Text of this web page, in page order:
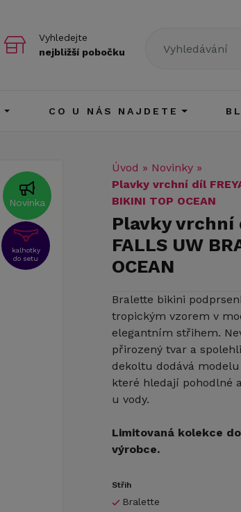
Vyhledejte
nejbližší pobočku
CO U NÁS NAJDETE
Novinka
kalhotky
do setu
Úvod » Novinky »
Plavky vrchní díl
BIKINI TOP OCEAN
Plavky vrchní
FALLS UW
OCEAN
Bralette bikini
tropickým vzorem v
elegantním střihem.
přirozený tvar a
dekoltu dodává
které hledají pohodlné
u vody.
Limitovaná kolekce
výrobce.
Střih
Bralette